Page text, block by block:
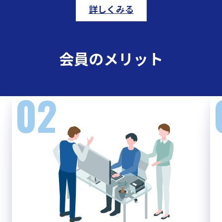
詳しくみる
会員のメリット
02